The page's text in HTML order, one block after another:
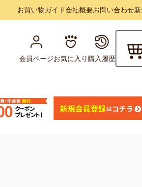
お買い物ガイド会社概要お問い合わせ
会員ページお気に入り購入履歴